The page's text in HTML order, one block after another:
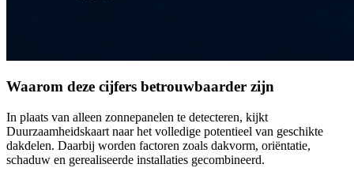
Waarom deze cijfers betrouwbaarder zijn
In plaats van alleen zonnepanelen te detecteren, kijkt
Duurzaamheidskaart naar het volledige potentieel van geschikte
dakdelen. Daarbij worden factoren zoals dakvorm, oriëntatie,
schaduw en gerealiseerde installaties gecombineerd.